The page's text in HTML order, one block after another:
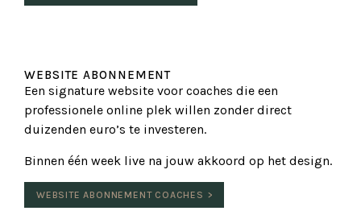
WEBSITE ABONNEMENT
Een signature website voor coaches die een
professionele online plek willen zonder direct
duizenden euro’s te investeren.
Binnen één week live na jouw akkoord op het design.
WEBSITE ABONNEMENT COACHES >